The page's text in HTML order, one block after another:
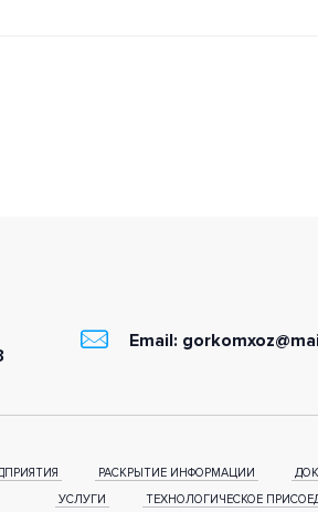
Email:
РАСКРЫТИЕ ИНФОРМАЦИИ
УСЛУГИ
ТЕХНОЛОГИЧЕСКОЕ